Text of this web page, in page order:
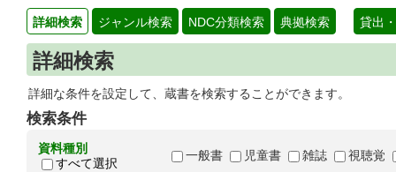
詳細検索 ジャンル検索 NDC分類検索 典拠検索 貸出
詳細検索
詳細な条件を設定して、蔵書を検索することができます。
検索条件
資料種別
すべて選択
一般書 児童書 雑誌 視聴覚